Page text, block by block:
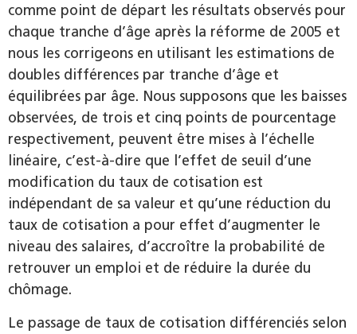
comme point de départ les résultats observés pour
chaque tranche d’âge après la réforme de 2005 et
nous les corrigeons en utilisant les estimations de
doubles différences par tranche d’âge et
équilibrées par âge. Nous supposons que les baisses
observées, de trois et cinq points de pourcentage
respectivement, peuvent être mises à l’échelle
linéaire, c’est-à-dire que l’effet de seuil d’une
modification du taux de cotisation est
indépendant de sa valeur et qu’une réduction du
taux de cotisation a pour effet d’augmenter le
niveau des salaires, d’accroître la probabilité de
retrouver un emploi et de réduire la durée du
chômage.
Le passage de taux de cotisation différenciés selon